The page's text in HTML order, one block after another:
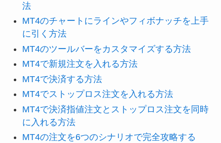
法
MT4のチャートにラインやフィボナッチを上手
に引く方法
MT4のツールバーをカスタマイズする方法
MT4で新規注文を入れる方法
MT4で決済する方法
MT4でストップロス注文を入れる方法
MT4で決済指値注文とストップロス注文を同時
に入れる方法
MT4の注文を6つのシナリオで完全攻略する